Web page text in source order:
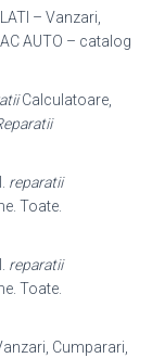
– Vanzari,
AUTO – catalog
Calculatoare,
reparatii
Toate.
reparatii
Toate.
Cumparari,